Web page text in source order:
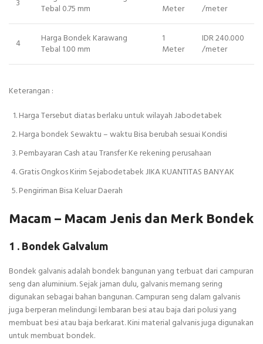
3
Tebal 0.75 mm
Meter
/meter
4
Harga Bondek Karawang
Tebal 1.00 mm
1
Meter
IDR 240.000
/meter
Keterangan :
Harga Tersebut diatas berlaku untuk wilayah Jabodetabek
Harga bondek Sewaktu – waktu Bisa berubah sesuai Kondisi
Pembayaran Cash atau Transfer Ke rekening perusahaan
Gratis Ongkos Kirim Sejabodetabek JIKA KUANTITAS BANYAK
Pengiriman Bisa Keluar Daerah
Macam – Macam Jenis dan Merk Bondek
1 . Bondek Galvalum
Bondek galvanis adalah bondek bangunan yang terbuat dari campuran
seng dan aluminium. Sejak jaman dulu, galvanis memang sering
digunakan sebagai bahan bangunan. Campuran seng dalam galvanis
juga berperan melindungi lembaran besi atau baja dari polusi yang
membuat besi atau baja berkarat. Kini material galvanis juga digunakan
untuk membuat bondek.